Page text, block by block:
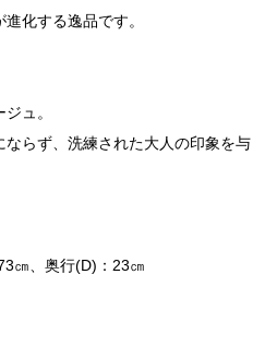
化する逸品です。
ュ。
らず、洗練された大人の印象を与
㎝、奥行(D)：23㎝